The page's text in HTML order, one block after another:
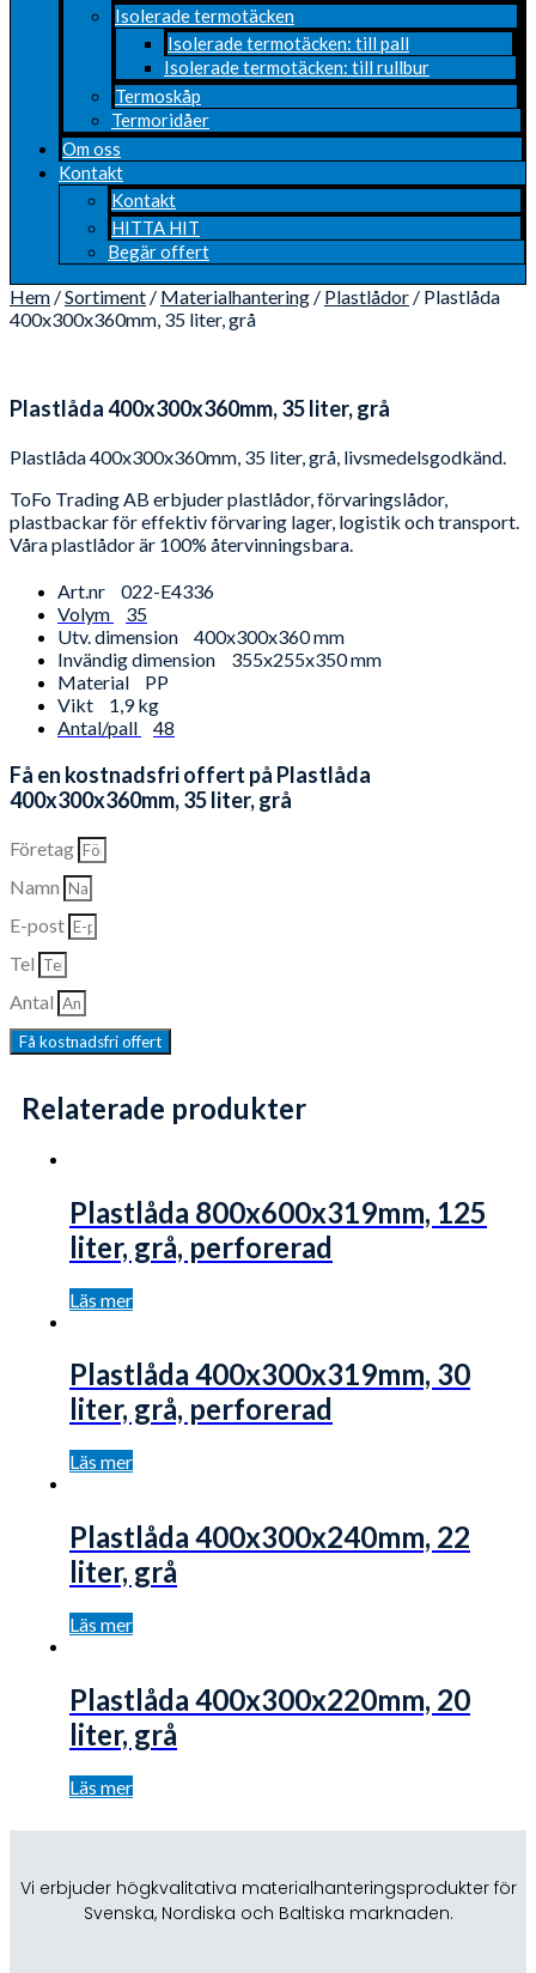
Isolerade termotäcken
Isolerade termotäcken: till pall
Isolerade termotäcken: till rullbur
Termoskåp
Termoridåer
Om oss
Kontakt
Kontakt
HITTA HIT
Begär offert
Hem /Sortiment / Materialhantering / Plastlådor / Plastlåda
400x300x360mm, 35 liter, grå
Plastlåda 400x300x360mm, 35 liter, grå
Plastlåda 400x300x360mm, 35 liter, grå, livsmedelsgodkänd.
ToFo Trading AB erbjuder plastlådor, förvaringslådor,
plastbackar för effektiv förvaring lager, logistik och transport.
Våra plastlådor är 100% återvinningsbara.
Art.nr
022-E4336
Volym
35
Utv. dimension
400x300x360 mm
Invändig dimension
355x255x350 mm
Material
PP
Vikt
1,9 kg
Antal/pall
48
Få en kostnadsfri offert på Plastlåda
400x300x360mm, 35 liter, grå
Företag
Namn
E-post
Tel
Antal
Få kostnadsfri offert
Relaterade produkter
Plastlåda 800x600x319mm, 125
liter, grå, perforerad
Läs mer
Plastlåda 400x300x319mm, 30
liter, grå, perforerad
Läs mer
Plastlåda 400x300x240mm, 22
liter, grå
Läs mer
Plastlåda 400x300x220mm, 20
liter, grå
Läs mer
Vi erbjuder högkvalitativa materialhanteringsprodukter för
Svenska, Nordiska och Baltiska marknaden.